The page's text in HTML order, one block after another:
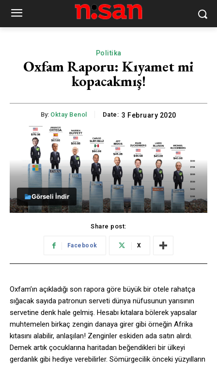
Politika
Oxfam Raporu: Kıyamet mi
kopacakmış!
By: Oktay Benol Date: 3 February 2020
Görseli İndir
Share post:
Facebook X
Oxfam’ın açıkladığı son rapora göre büyük bir otele rahatça
sığacak sayıda patronun serveti dünya nüfusunun yarısının
servetine denk hale gelmiş. Hesabı kıtalara bölerek yapsalar
muhtemelen birkaç zengin danaya girer gibi örneğin Afrika
kıtasını alabilir, anlaşılan! Zenginler eskiden ada satın alırdı.
Demek artık çocuklarına haritadan beğendikleri bir ülkeyi
gerdanlık gibi hediye verebilirler. Sömürgecilik önceki yüzyılların